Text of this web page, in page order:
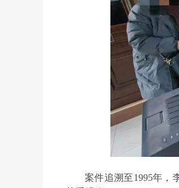
案件追溯至1995年，